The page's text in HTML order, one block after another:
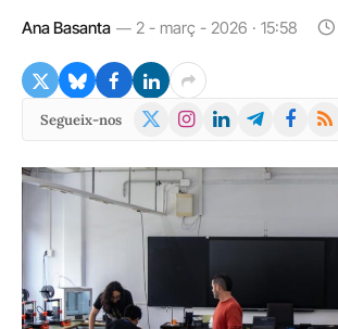
Ana Basanta 2 - març - 2026 · 15:58
Segueix-nos
X
Instagram
LinkedInTelegramFacebook
RSS